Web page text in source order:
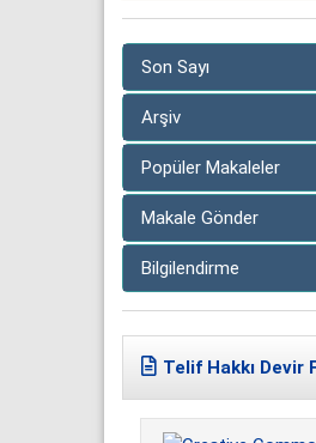
Son Sayı
Arşiv
Popüler Makaleler
Makale Gönder
Bilgilendirme
Telif Hakkı Devir